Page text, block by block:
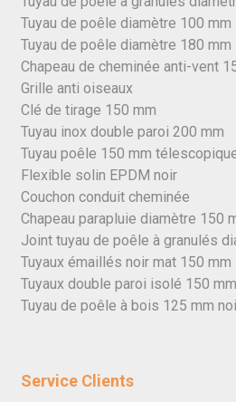
Tuyau de poêle diamètre 100 mm
Tuyau de poêle diamètre 180 mm
Chapeau de cheminée anti-vent
Grille anti oiseaux
Clé de tirage 150 mm
Tuyau inox double paroi 200 mm
Tuyau poêle 150 mm
Flexible solin EPDM noir
Couchon conduit cheminée
Chapeau parapluie diamètre 150
Joint tuyau de poêle à granulés
Tuyaux émaillés noir mat 150 mm
Tuyaux double paroi isolé 150 mm
Tuyau de poêle à bois 125 mm
Service Clients